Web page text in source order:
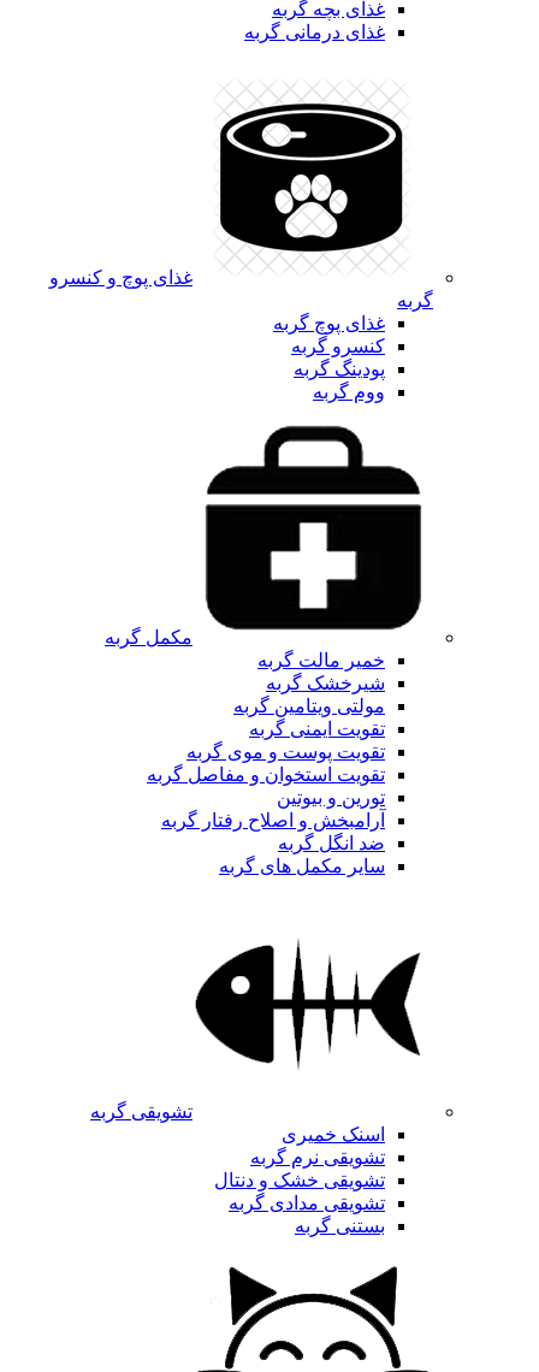
غذای بچه گربه
غذای درمانی گربه
غذای پوچ و کنسرو
گربه
غذای پوچ گربه
کنسرو گربه
پودینگ گربه
ووم گربه
مکمل گربه
خمیر مالت گربه
شیرخشک گربه
مولتی ویتامین گربه
تقویت ایمنی گربه
تقویت پوست و موی گربه
تقویت استخوان و مفاصل گربه
تورین و بیوتین
آرامبخش و اصلاح رفتار گربه
ضد انگل گربه
سایر مکمل های گربه
تشویقی گربه
اسنک خمیری
تشویقی نرم گربه
تشویقی خشک و دنتال
تشویقی مدادی گربه
بستنی گربه